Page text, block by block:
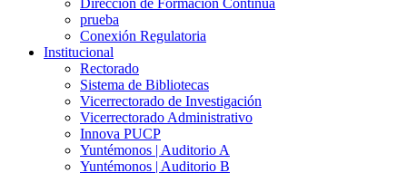
Dirección de Formación Continua
prueba
Conexión Regulatoria
Institucional
Rectorado
Sistema de Bibliotecas
Vicerrectorado de Investigación
Vicerrectorado Administrativo
Innova PUCP
Yuntémonos | Auditorio A
Yuntémonos | Auditorio B